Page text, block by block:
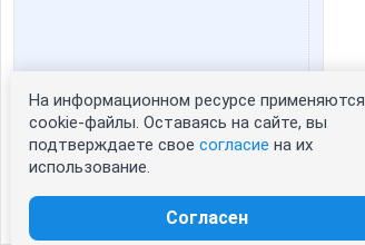
Статистика портрета:
сейчас просматривают портрет - 0
зарегистрированные пользователи
На информационном ресурсе применяются
cookie-файлы. Оставаясь на сайте, вы
подтверждаете свое согласие на их
использование.
Согласен